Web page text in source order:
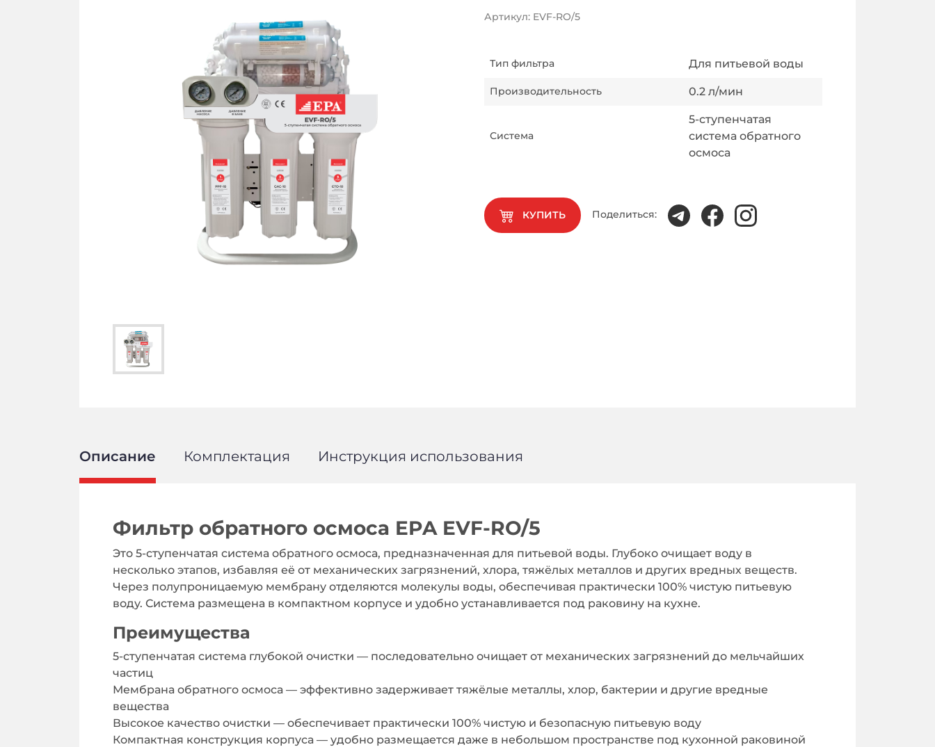
Артикул: EVF-RO/5
Тип фильтра Для питьевой воды
Производительность 0.2 л/мин
Система
5-ступенчатая
система обратного
осмоса
КУПИТЬ Поделиться:
Описание Комплектация Инструкция использования
Фильтр обратного осмоса EPA EVF-RO/5
Это 5-ступенчатая система обратного осмоса, предназначенная для питьевой воды. Глубоко очищает воду в
несколько этапов, избавляя её от механических загрязнений, хлора, тяжёлых металлов и других вредных веществ.
Через полупроницаемую мембрану отделяются молекулы воды, обеспечивая практически 100% чистую питьевую
воду. Система размещена в компактном корпусе и удобно устанавливается под раковину на кухне.
Преимущества
5-ступенчатая система глубокой очистки — последовательно очищает от механических загрязнений до мельчайших
частиц
Мембрана обратного осмоса — эффективно задерживает тяжёлые металлы, хлор, бактерии и другие вредные
вещества
Высокое качество очистки — обеспечивает практически 100% чистую и безопасную питьевую воду
Компактная конструкция корпуса — удобно размещается даже в небольшом пространстве под кухонной раковиной